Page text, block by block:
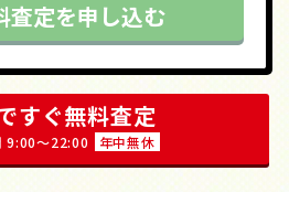
査定を申し込む
すぐ無料査定
9:00〜22:00 年中無休